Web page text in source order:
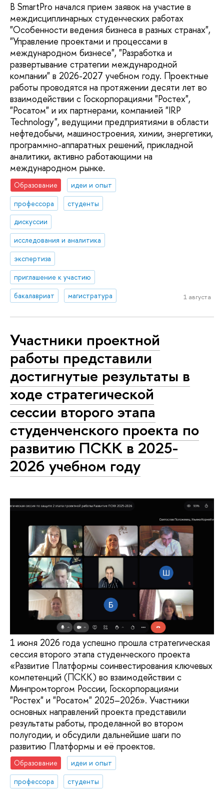
В SmartPro начался прием заявок на участие в
междисциплинарных студенческих работах
"Особенности ведения бизнеса в разных странах",
"Управление проектами и процессами в
международном бизнесе", "Разработка и
развертывание стратегии международной
компании" в 2026-2027 учебном году. Проектные
работы проводятся на протяжении десяти лет во
взаимодействии с Госкорпорациями "Ростех",
"Росатом" и их партнерами, компанией "IRP
Technology", ведущими предприятиями в области
нефтедобычи, машиностроения, химии, энергетики,
программно-аппаратных решений, прикладной
аналитики, активно работающими на
международном рынке.
Образование
идеи и опыт
профессора
студенты
дискуссии
исследования и аналитика
экспертиза
приглашение к участию
бакалавриат
магистратура 1 августа
Участники проектной
работы представили
достигнутые результаты в
ходе стратегической
сессии второго этапа
студенченского проекта по
развитию ПСКК в 2025-
2026 учебном году
1 июня 2026 года успешно прошла стратегическая
сессия второго этапа студенческого проекта
«Развитие Платформы соинвестирования ключевых
компетенций (ПСКК) во взаимодействии с
Минпромторгом России, Госкорпорациями
"Ростех" и "Росатом" 2025–2026». Участники
основных направлений проекта представили
результаты работы, проделанной во втором
полугодии, и обсудили дальнейшие шаги по
развитию Платформы и её проектов.
Образование
идеи и опыт
профессора
студенты